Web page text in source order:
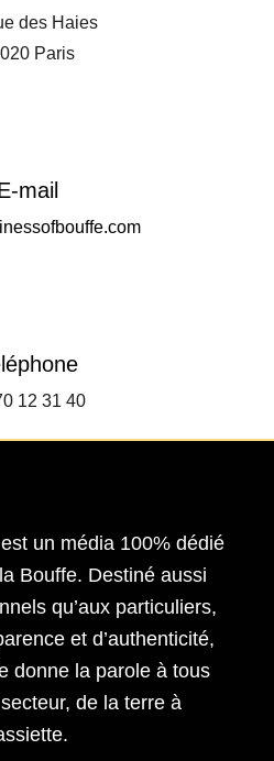
des Haies
Paris
mail
12 31 40
un média 100% dédié
Bouffe. Destiné aussi
qu’aux particuliers,
et d’authenticité,
donne la parole à tous
secteur,de la terre à